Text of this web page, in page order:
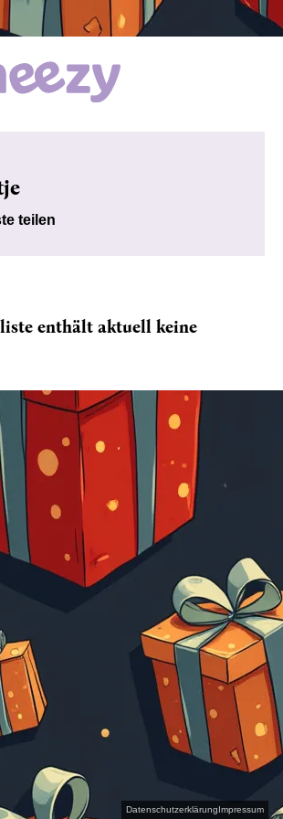
teilen
enthält aktuell keine
DatenschutzerklärungImpressum